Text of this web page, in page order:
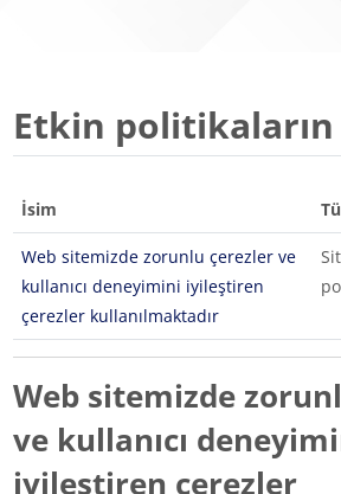
Etkin
İsim
Web sitemizde zorunlu çerezler ve
kullanıcı deneyimini iyileştiren
çerezler kullanılmaktadır
Web sitemizde
ve kullanıcı
iyileştiren çerezler